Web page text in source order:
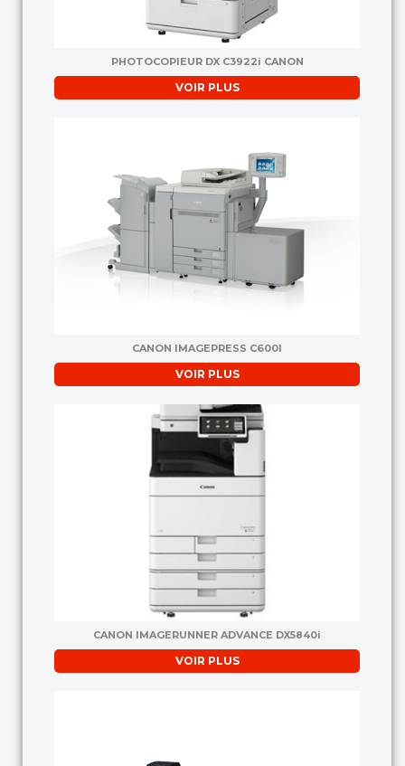
PHOTOCOPIEUR DX C3922i CANON
VOIR PLUS
CANON IMAGEPRESS C600I
VOIR PLUS
CANON IMAGERUNNER ADVANCE DX5840i
VOIR PLUS